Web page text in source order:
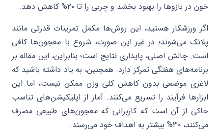
خون در بازوها را بهبود بخشد و چربی را تا ۲۰% کاهش دهد.
اگر ورزشکار هستید، این روش‌ها مکمل تمرینات قدرتی مانند
پلانک می‌شوند؛ در غیر این صورت، شروع با معجون‌ها کافی
است. چالش اصلی، پایداری نتایج است؛ بنابراین، این مقاله بر
برنامه‌های هفتگی تمرکز دارد. همچنین، به یاد داشته باشید که
لاغری موضعی بدون کاهش کلی وزن ممکن نیست، اما این
ابزارها فرآیند را تسریع می‌کنند. آمار از اپلیکیشن‌های تناسب
حاکی از آن است که کاربرانی که معجون‌های طبیعی مصرف
می‌کنند، ۳۰% بیشتر به اهداف خود می‌رسند.